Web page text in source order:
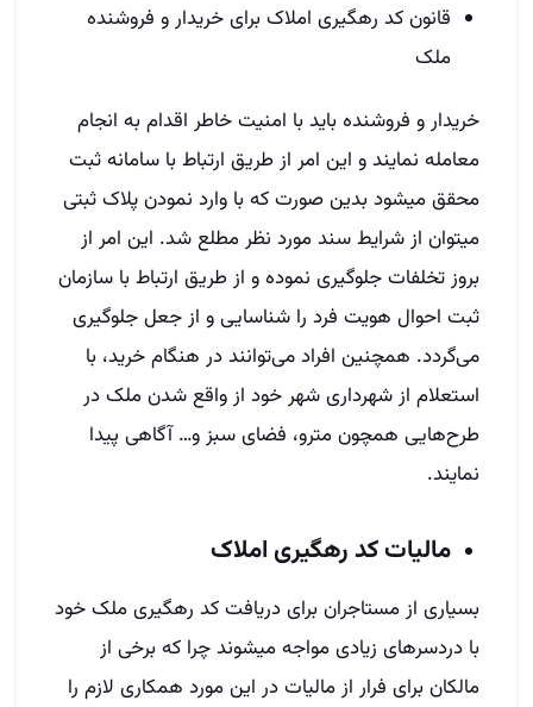
قانون کد رهگیری املاک برای خریدار و فروشنده
ملک
خریدار و فروشنده باید با امنیت خاطر اقدام به انجام
معامله نمایند و این امر از طریق ارتباط با سامانه ثبت
محقق می­شود بدین صورت که با وارد نمودن پلاک ثبتی
می­توان از شرایط سند مورد نظر مطلع شد. این امر از
بروز تخلفات جلوگیری نموده و از طریق ارتباط با سازمان
ثبت احوال هویت فرد را شناسایی و از جعل جلوگیری
می‌گردد. همچنین افراد می‌توانند در هنگام خرید، با
استعلام از شهرداری شهر خود از واقع شدن ملک در
طرح‌هایی همچون مترو، فضای سبز و… آگاهی پیدا
نمایند.
مالیات کد رهگیری املاک
بسیاری از مستاجران برای دریافت کد رهگیری ملک خود
با دردسرهای زیادی مواجه می­شوند چرا که برخی از
مالکان برای فرار از مالیات در این مورد همکاری لازم را